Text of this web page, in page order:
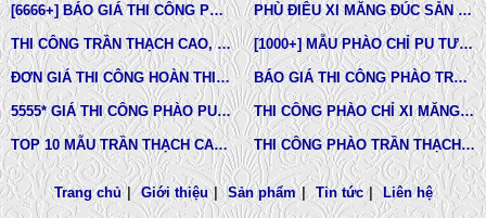
[6666+] BÁO GIÁ THI CÔNG PHÀO CHỈ NHỰA PU MỚI NHẤT PHÙ ĐIÊU XI MĂNG ĐÚC SẴN NHÀ PHỐ BIỆT THỰ TẠI LONG AN VÀ TÂY NINH
THI CÔNG TRẦN THẠCH CAO, PHÀO CHỈ, PHÙ ĐIÊU TẠI TPHCM [1000+] MẪU PHÀO CHỈ PU TƯỜNG NHÀ ĐẸP, NẸP CHỈ THẠCH CAO ỐP TƯỜNG
ĐƠN GIÁ THI CÔNG HOÀN THIỆN TRẦN THẠCH CAO TẠI TPHCM BÁO GIÁ THI CÔNG PHÀO TRẦN THẠCH CAO MỚI NHẤT
5555* GIÁ THI CÔNG PHÀO PU TƯỜNG NHÀ MỚI NHẤT THI CÔNG PHÀO CHỈ XI MĂNG NHÀ PHỐ, BIỆT THƯ, LÂU ĐÀI DINH THỰ
TOP 10 MẪU TRẦN THẠCH CAO CHUNG CƯ ĐẸP NHẤT THI CÔNG PHÀO TRẦN THẠCH CAO VĨNH TƯỜNG GIÁ RẺ
Trang chủ | Giới thiệu | Sản phẩm | Tin tức | Liên hệ